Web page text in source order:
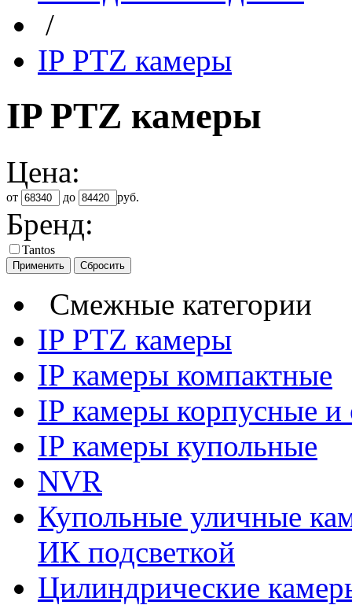
/
IP PTZ камеры
IP PTZ камеры
Цена:
от до руб.
Бренд:
Tantos
Смежные категории
IP PTZ камеры
IP камеры компактные
IP камеры корпусные и
IP камеры купольные
NVR
Купольные уличные
ИК подсветкой
Цилиндрические